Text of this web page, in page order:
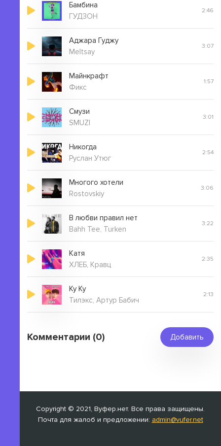
Бамбина
ГУДЗОН
2:46
Аджара Гуджу
Meltsay
3:07
Майнкрафт
Фикс
1:57
Смузи
SMUZI
3:01
Никогда
Руслан Утюг
2:54
Многого хотели
Rostovskiy
3:06
В любви правил нет
Bahh Tee, Turken
3:22
Катя
ХЛЕБ, Кравц
2:35
Ку Ку
Тилэкс, Артур Бабич
2:13
Комментарии (0) Добавить
Copyright © 2021, Вуфер.нет. Все права защищены.
Почта для жалоб и предложении: admin@vufer.net